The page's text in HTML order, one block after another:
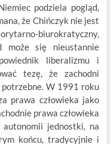
podziela pogląd,
że Chińczyk nie jest
biurokratyczny,
może się nieustannie
liberalizmu i
tezę, że zachodni
W 1991 roku
prawa człowieka jako
prawa człowieka
jednostki, na
końcu, tradycyjnie i